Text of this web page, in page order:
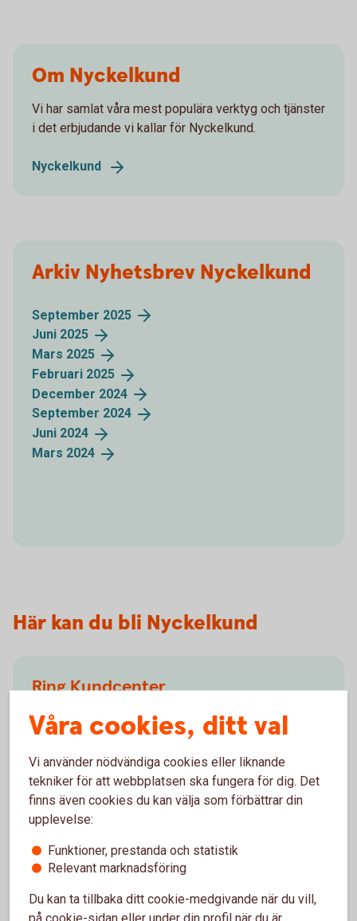
Om Nyckelkund
Vi har samlat våra mest populära verktyg och tjänster
i det erbjudande vi kallar för Nyckelkund.
Nyckelkund
Arkiv Nyhetsbrev Nyckelkund
September 2025
Juni 2025
Mars 2025
Februari 2025
December 2024
September 2024
Juni 2024
Mars 2024
Här kan du bli Nyckelkund
Ring Kundcenter
Öppet måndag-fredag 08.00-20.00, lördag-söndag
08.00-18.00 (stängt storhelger)
För att kontakta oss via telefon behöver du vara
ansluten.
Kontakta oss på 0495-49410
Anslut dig för attringa
Våra cookies, ditt val
Vi använder nödvändiga cookies eller liknande
tekniker för att webbplatsen ska fungera för dig. Det
finns även cookies du kan välja som förbättrar din
upplevelse:
Funktioner, prestanda och statistik
Relevant marknadsföring
Du kan ta tillbaka ditt cookie-medgivande när du vill,
på cookie-sidan eller under din profil när du är